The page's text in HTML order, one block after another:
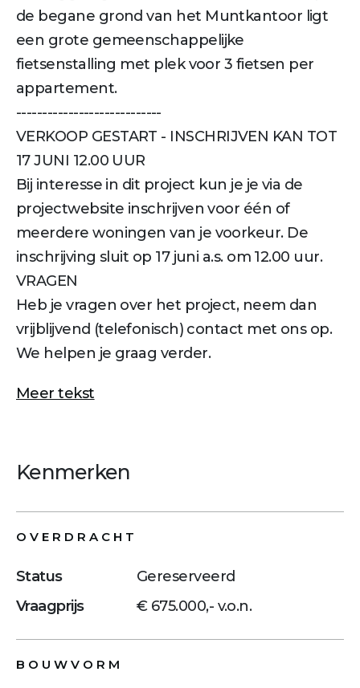
de begane grond van het Muntkantoor ligt
een grote gemeenschappelijke
fietsenstalling met plek voor 3 fietsen per
appartement.
----------------------------
VERKOOP GESTART - INSCHRIJVEN KAN TOT
17 JUNI 12.00 UUR
Bij interesse in dit project kun je je via de
projectwebsite inschrijven voor één of
meerdere woningen van je voorkeur. De
inschrijving sluit op 17 juni a.s. om 12.00 uur.
VRAGEN
Heb je vragen over het project, neem dan
vrijblijvend (telefonisch) contact met ons op.
We helpen je graag verder.
Meer tekst
Kenmerken
OVERDRACHT
Status
Gereserveerd
Vraagprijs
€ 675.000,- v.o.n.
BOUWVORM